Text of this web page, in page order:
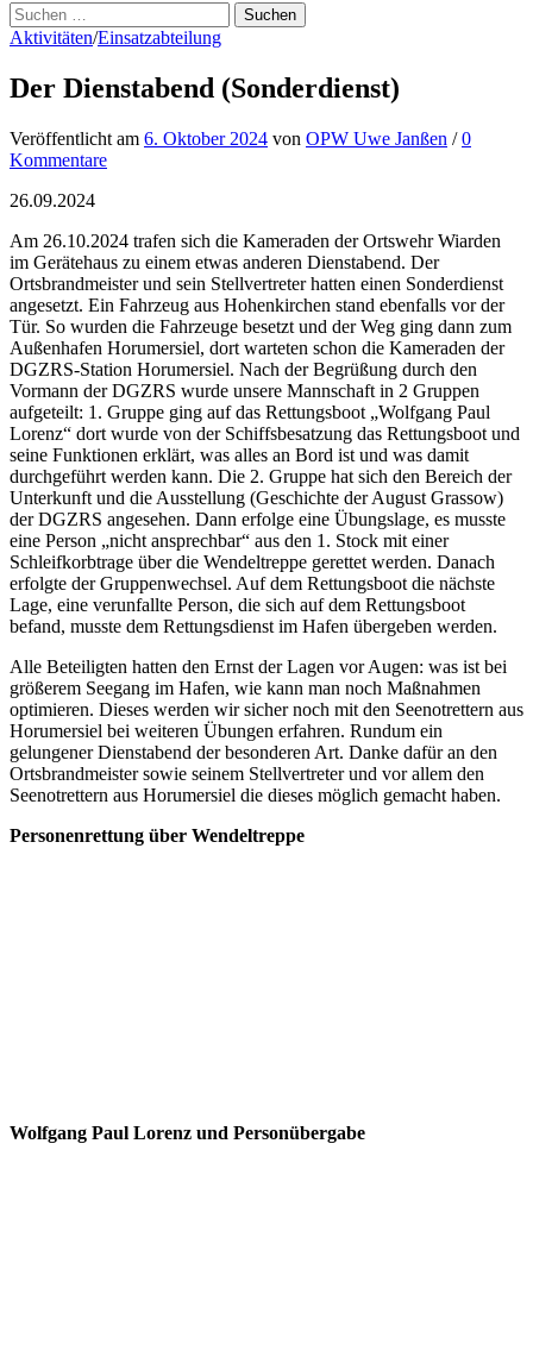
Suchen
nach:
Aktivitäten/Einsatzabteilung
Der Dienstabend (Sonderdienst)
Veröffentlicht am 6. Oktober 2024 von OPW Uwe Janßen /0
Kommentare
26.09.2024
Am 26.10.2024 trafen sich die Kameraden der Ortswehr Wiarden
im Gerätehaus zu einem etwas anderen Dienstabend. Der
Ortsbrandmeister und sein Stellvertreter hatten einen Sonderdienst
angesetzt. Ein Fahrzeug aus Hohenkirchen stand ebenfalls vor der
Tür. So wurden die Fahrzeuge besetzt und der Weg ging dann zum
Außenhafen Horumersiel, dort warteten schon die Kameraden der
DGZRS-Station Horumersiel. Nach der Begrüßung durch den
Vormann der DGZRS wurde unsere Mannschaft in 2 Gruppen
aufgeteilt: 1. Gruppe ging auf das Rettungsboot „Wolfgang Paul
Lorenz“ dort wurde von der Schiffsbesatzung das Rettungsboot und
seine Funktionen erklärt, was alles an Bord ist und was damit
durchgeführt werden kann. Die 2. Gruppe hat sich den Bereich der
Unterkunft und die Ausstellung (Geschichte der August Grassow)
der DGZRS angesehen. Dann erfolge eine Übungslage, es musste
eine Person „nicht ansprechbar“ aus den 1. Stock mit einer
Schleifkorbtrage über die Wendeltreppe gerettet werden. Danach
erfolgte der Gruppenwechsel. Auf dem Rettungsboot die nächste
Lage, eine verunfallte Person, die sich auf dem Rettungsboot
befand, musste dem Rettungsdienst im Hafen übergeben werden.
Alle Beteiligten hatten den Ernst der Lagen vor Augen: was ist bei
größerem Seegang im Hafen, wie kann man noch Maßnahmen
optimieren. Dieses werden wir sicher noch mit den Seenotrettern aus
Horumersiel bei weiteren Übungen erfahren. Rundum ein
gelungener Dienstabend der besonderen Art. Danke dafür an den
Ortsbrandmeister sowie seinem Stellvertreter und vor allem den
Seenotrettern aus Horumersiel die dieses möglich gemacht haben.
Personenrettung über Wendeltreppe
Wolfgang Paul Lorenz und Personübergabe